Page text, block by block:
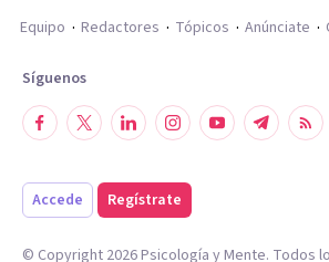
Equipo
Redactores Tópicos Anúnciate
Síguenos
Accede Regístrate
© Copyright 2026Psicología y Mente. Todos